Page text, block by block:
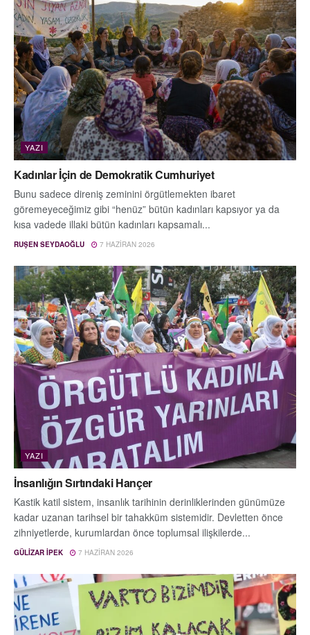
YAZI
Kadınlar İçin de Demokratik Cumhuriyet
Bunu sadece direniş zeminini örgütlemekten ibaret
göremeyeceğimiz gibi “henüz” bütün kadınları kapsıyor ya da
kısa vadede illaki bütün kadınları kapsamalı...
RUŞEN SEYDAOĞLU 7 HAZIRAN 2026
YAZI
İnsanlığın Sırtındaki Hançer
Kastik katil sistem, insanlık tarihinin derinliklerinden günümüze
kadar uzanan tarihsel bir tahakküm sistemidir. Devletten önce
zihniyetlerde, kurumlardan önce toplumsal ilişkilerde...
GÜLIZAR İPEK 7 HAZIRAN 2026